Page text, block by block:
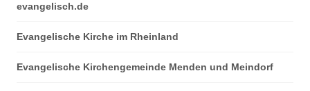
evangelisch.de
Evangelische Kirche im Rheinland
Evangelische Kirchengemeinde Menden und Meindorf